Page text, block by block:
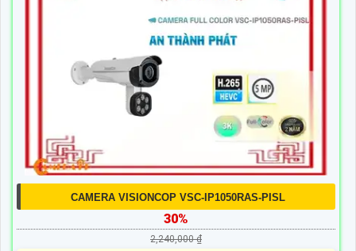
CAMERA VISIONCOP VSC-IP1050RAS-PISL
30%
2,240,000 ₫